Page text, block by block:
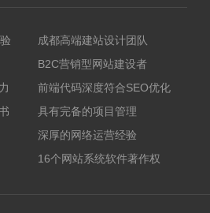
成都高端建站设计团队
B2C营销型网站建设者
前端代码深度符合SEO优化
具有完备的项目管理
深厚的网络运营经验
16个网站系统软件著作权